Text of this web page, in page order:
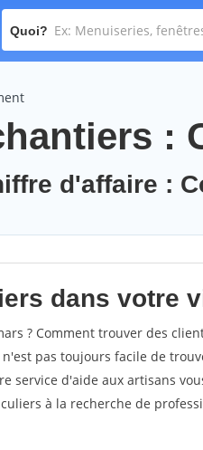
Quoi?
:
d'affaire :
dans votre
? Comment trouver des
pas toujours facile de
service d'aide aux artisans
à la recherche de